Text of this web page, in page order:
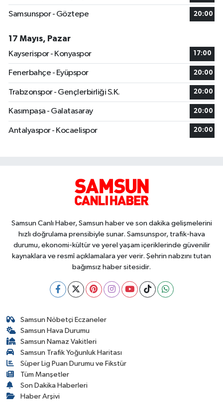
Samsunspor - Göztepe 20:00
17 Mayıs, Pazar
Kayserispor - Konyaspor
17:00
Fenerbahçe - Eyüpspor 20:00
Trabzonspor - Gençlerbirliği S.K. 20:00
Kasımpaşa - Galatasaray 20:00
Antalyaspor - Kocaelispor 20:00
Samsun Canlı Haber, Samsun haber ve son dakika gelişmelerini
hızlı doğrulama prensibiyle sunar. Samsunspor, trafik-hava
durumu, ekonomi-kültür ve yerel yaşam içeriklerinde güvenilir
kaynaklara ve resmî açıklamalara yer verir. Şehrin nabzını tutan
bağımsız haber sitesidir.
Samsun Nöbetçi Eczaneler
Samsun Hava Durumu
Samsun Namaz Vakitleri
Samsun Trafik Yoğunluk Haritası
Süper Lig Puan Durumu ve Fikstür
Tüm Manşetler
Son Dakika Haberleri
Haber Arşivi